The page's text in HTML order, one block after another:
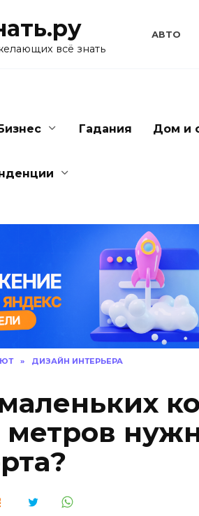
всё знать
АВТО
Гадания Дом и
» ДИЗАЙН ИНТЕРЬЕРА
метров